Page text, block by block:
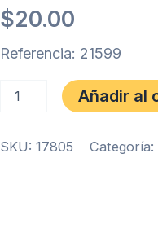
$20.00
Referencia: 21599
V31
cantidad
Añadir al
SKU: 17805 Categoría: